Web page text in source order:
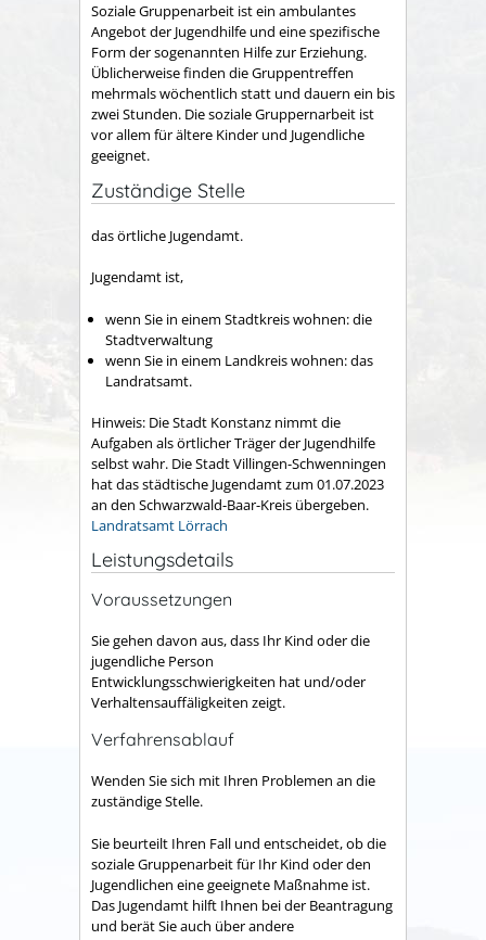
Soziale Gruppenarbeit ist ein ambulantes
Angebot der Jugendhilfe und eine spezifische
Form der sogenannten Hilfe zur Erziehung.
Üblicherweise finden die Gruppentreffen
mehrmals wöchentlich statt und dauern ein bis
zwei Stunden. Die soziale Gruppernarbeit ist
vor allem für ältere Kinder und Jugendliche
geeignet.
Zuständige Stelle
das örtliche Jugendamt.
Jugendamt ist,
wenn Sie in einem Stadtkreis wohnen: die
Stadtverwaltung
wenn Sie in einem Landkreis wohnen: das
Landratsamt.
Hinweis: Die Stadt Konstanz nimmt die
Aufgaben als örtlicher Träger der Jugendhilfe
selbst wahr. Die Stadt Villingen-Schwenningen
hat das städtische Jugendamt zum 01.07.2023
an den Schwarzwald-Baar-Kreis übergeben.
Landratsamt Lörrach
Leistungsdetails
Voraussetzungen
Sie gehen davon aus, dass Ihr Kind oder die
jugendliche Person
Entwicklungsschwierigkeiten hat und/oder
Verhaltensauffäligkeiten zeigt.
Verfahrensablauf
Wenden Sie sich mit Ihren Problemen an die
zuständige Stelle.
Sie beurteilt Ihren Fall und entscheidet, ob die
soziale Gruppenarbeit für Ihr Kind oder den
Jugendlichen eine geeignete Maßnahme ist.
Das Jugendamt hilft Ihnen bei der Beantragung
und berät Sie auch über andere